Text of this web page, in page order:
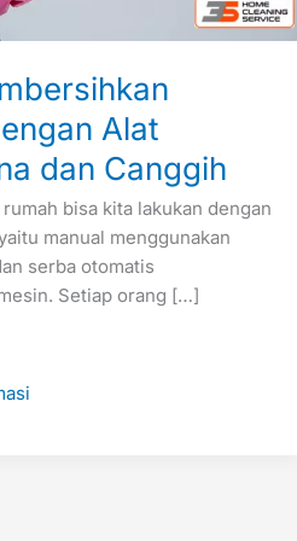
Alat
dan Canggih
bisa kita lakukan dengan
manual menggunakan
serba otomatis
Setiap orang […]